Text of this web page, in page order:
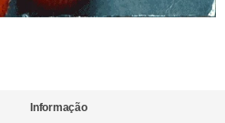
Informação